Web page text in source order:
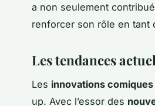
a non seulement
renforcer son rôle en tant
Les tendances
Les innovations comiques
up. Avec l’essor des